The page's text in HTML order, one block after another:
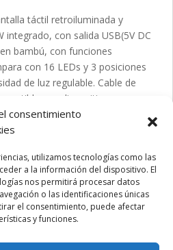
consentimiento
utilizamos tecnologías como las
a la información del dispositivo. El
nos permitirá procesar datos
o las identificaciones únicas
el consentimiento, puede afectar
y funciones.
táctil retroiluminada y
integrado, con salida USB(5V DC
bambú, con funciones
con 16 LEDs y 3 posiciones
de luz regulable. Cable de
con dispositivos
carga inalámbrica Qi.
de diseño kraft, con manual
cumplimiento con los
Sistema de protección
Sistema de protección contra
para evitar cortocircuitos.